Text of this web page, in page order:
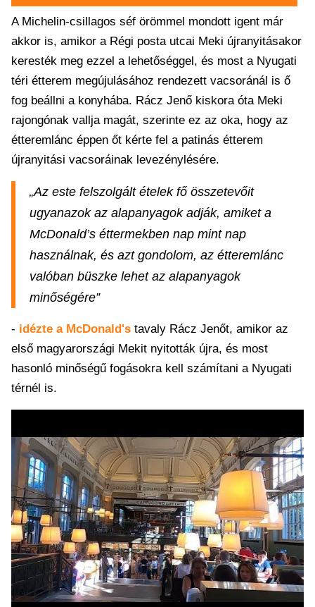
A Michelin-csillagos séf örömmel mondott igent már
akkor is, amikor a Régi posta utcai Meki újranyitásakor
keresték meg ezzel a lehetőséggel, és most a Nyugati
téri étterem megújulásához rendezett vacsoránál is ő
fog beállni a konyhába. Rácz Jenő kiskora óta Meki
rajongónak vallja magát, szerinte ez az oka, hogy az
étteremlánc éppen őt kérte fel a patinás étterem
újranyitási vacsoráinak levezénylésére.
„Az este felszolgált ételek fő összetevőit
ugyanazok az alapanyagok adják, amiket a
McDonald’s éttermekben nap mint nap
használnak, és azt gondolom, az étteremlánc
valóban büszke lehet az alapanyagok
minőségére”
- idézte a McDonald's tavaly Rácz Jenőt, amikor az
első magyarországi Mekit nyitották újra, és most
hasonló minőségű fogásokra kell számítani a Nyugati
térnél is.